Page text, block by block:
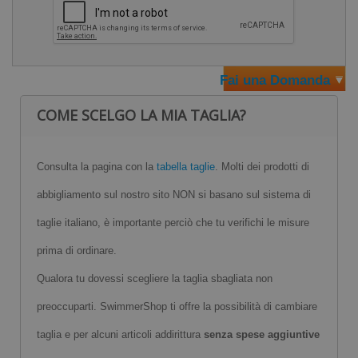
Fai una Domanda
COME SCELGO LA MIA TAGLIA?
Consulta la pagina con la tabella taglie. Molti dei prodotti di
abbigliamento sul nostro sito NON si basano sul sistema di
taglie italiano, è importante perciò che tu verifichi le misure
prima di ordinare.
Qualora tu dovessi scegliere la taglia sbagliata non
preoccuparti. SwimmerShop ti offre la possibilità di cambiare
taglia e per alcuni articoli addirittura senza spese aggiuntive